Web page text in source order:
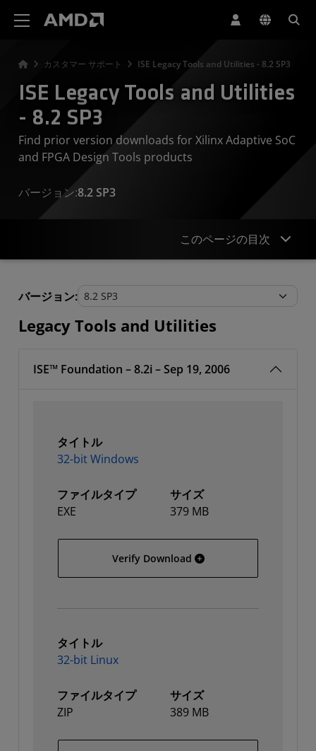
カスタマー サポート ISE Legacy Tools and Utilities - 8.2 SP3
ISE Legacy Tools and Utilities
- 8.2 SP3
Find prior version downloads for Xilinx Adaptive SoC
and FPGA Design Tools products
バージョン:8.2 SP3
このページの目次
Legacy Tools and Utilities
バージョン:
Legacy Tools and Utilities
ISE™ Foundation – 8.2i – Sep 19, 2006
タイトル
32-bit Windows
ファイルタイプ
EXE
サイズ
379 MB
Verify Download 32-bit Windows
タイトル
32-bit Linux
ファイルタイプ
ZIP
サイズ
389 MB